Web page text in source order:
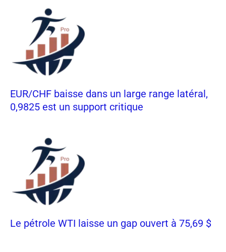
EUR/CHF baisse dans un large range latéral,
0,9825 est un support critique
Le pétrole WTI laisse un gap ouvert à 75,69 $